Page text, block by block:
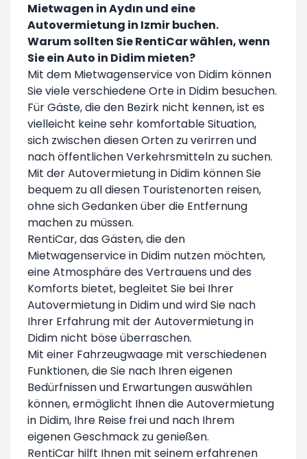
Mietwagen in Aydın und eine
Autovermietung in Izmir buchen.
Warum sollten Sie RentiCar wählen, wenn
Sie ein Auto in Didim mieten?
Mit dem Mietwagenservice von Didim können
Sie viele verschiedene Orte in Didim besuchen.
Für Gäste, die den Bezirk nicht kennen, ist es
vielleicht keine sehr komfortable Situation,
sich zwischen diesen Orten zu verirren und
nach öffentlichen Verkehrsmitteln zu suchen.
Mit der Autovermietung in Didim können Sie
bequem zu all diesen Touristenorten reisen,
ohne sich Gedanken über die Entfernung
machen zu müssen.
RentiCar, das Gästen, die den
Mietwagenservice in Didim nutzen möchten,
eine Atmosphäre des Vertrauens und des
Komforts bietet, begleitet Sie bei Ihrer
Autovermietung in Didim und wird Sie nach
Ihrer Erfahrung mit der Autovermietung in
Didim nicht böse überraschen.
Mit einer Fahrzeugwaage mit verschiedenen
Funktionen, die Sie nach Ihren eigenen
Bedürfnissen und Erwartungen auswählen
können, ermöglicht Ihnen die Autovermietung
in Didim, Ihre Reise frei und nach Ihrem
eigenen Geschmack zu genießen.
RentiCar hilft Ihnen mit seinem erfahrenen